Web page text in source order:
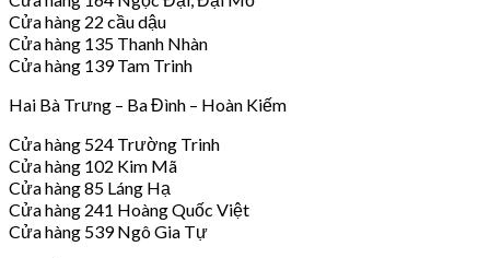
Cửa hàng 22 cầu dậu
Cửa hàng 135 Thanh Nhàn
Cửa hàng 139 Tam Trinh
Hai Bà Trưng – Ba Đình – Hoàn Kiếm
Cửa hàng 524 Trường Trinh
Cửa hàng 102 Kim Mã
Cửa hàng 85 Láng Hạ
Cửa hàng 241 Hoàng Quốc Việt
Cửa hàng 539 Ngô Gia Tự